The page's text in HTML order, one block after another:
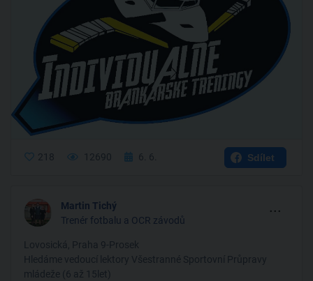
218 12690 6. 6. Sdílet
Martin Tichý
Trenér fotbalu a OCR závodů
...
Lovosická, Praha 9-Prosek
Hledáme vedoucí lektory Všestranné Sportovní Průpravy
mládeže (6 až 15let)